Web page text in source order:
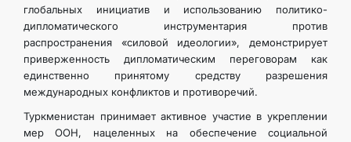
глобальных инициатив и использованию политико-
дипломатического инструментария против
распространения «силовой идеологии», демонстрирует
приверженность дипломатическим переговорам как
единственно принятому средству разрешения
международных конфликтов и противоречий.
Туркменистан принимает активное участие в укреплении
мер ООН, нацеленных на обеспечение социальной